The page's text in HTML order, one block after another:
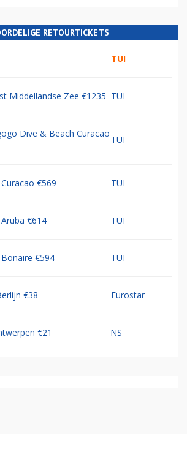
RETOURTICKETS
TUI
Middellandse Zee €1235 TUI
Dive & Beach Curacao
TUI
€569 TUI
€614 TUI
€594 TUI
€38 Eurostar
€21 NS